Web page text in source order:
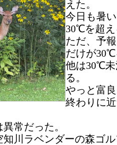
えた。
今日も暑
30℃を超
ただ、予
だけが
他は30℃
る。
やっと富
終わりに
常だった。
川ラベンダーの森ゴ